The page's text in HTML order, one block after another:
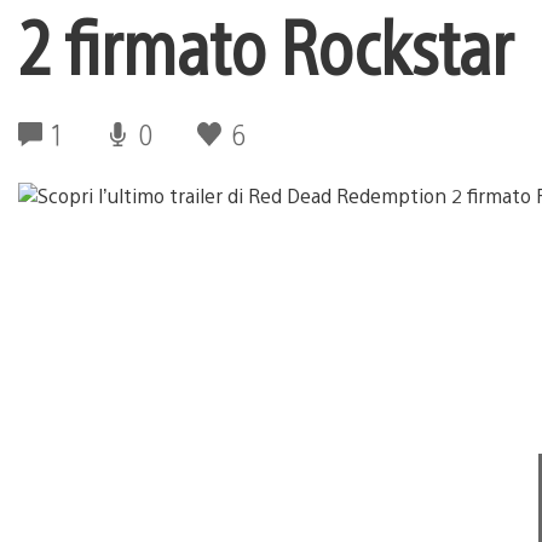
2 firmato Rockstar
1 0 6